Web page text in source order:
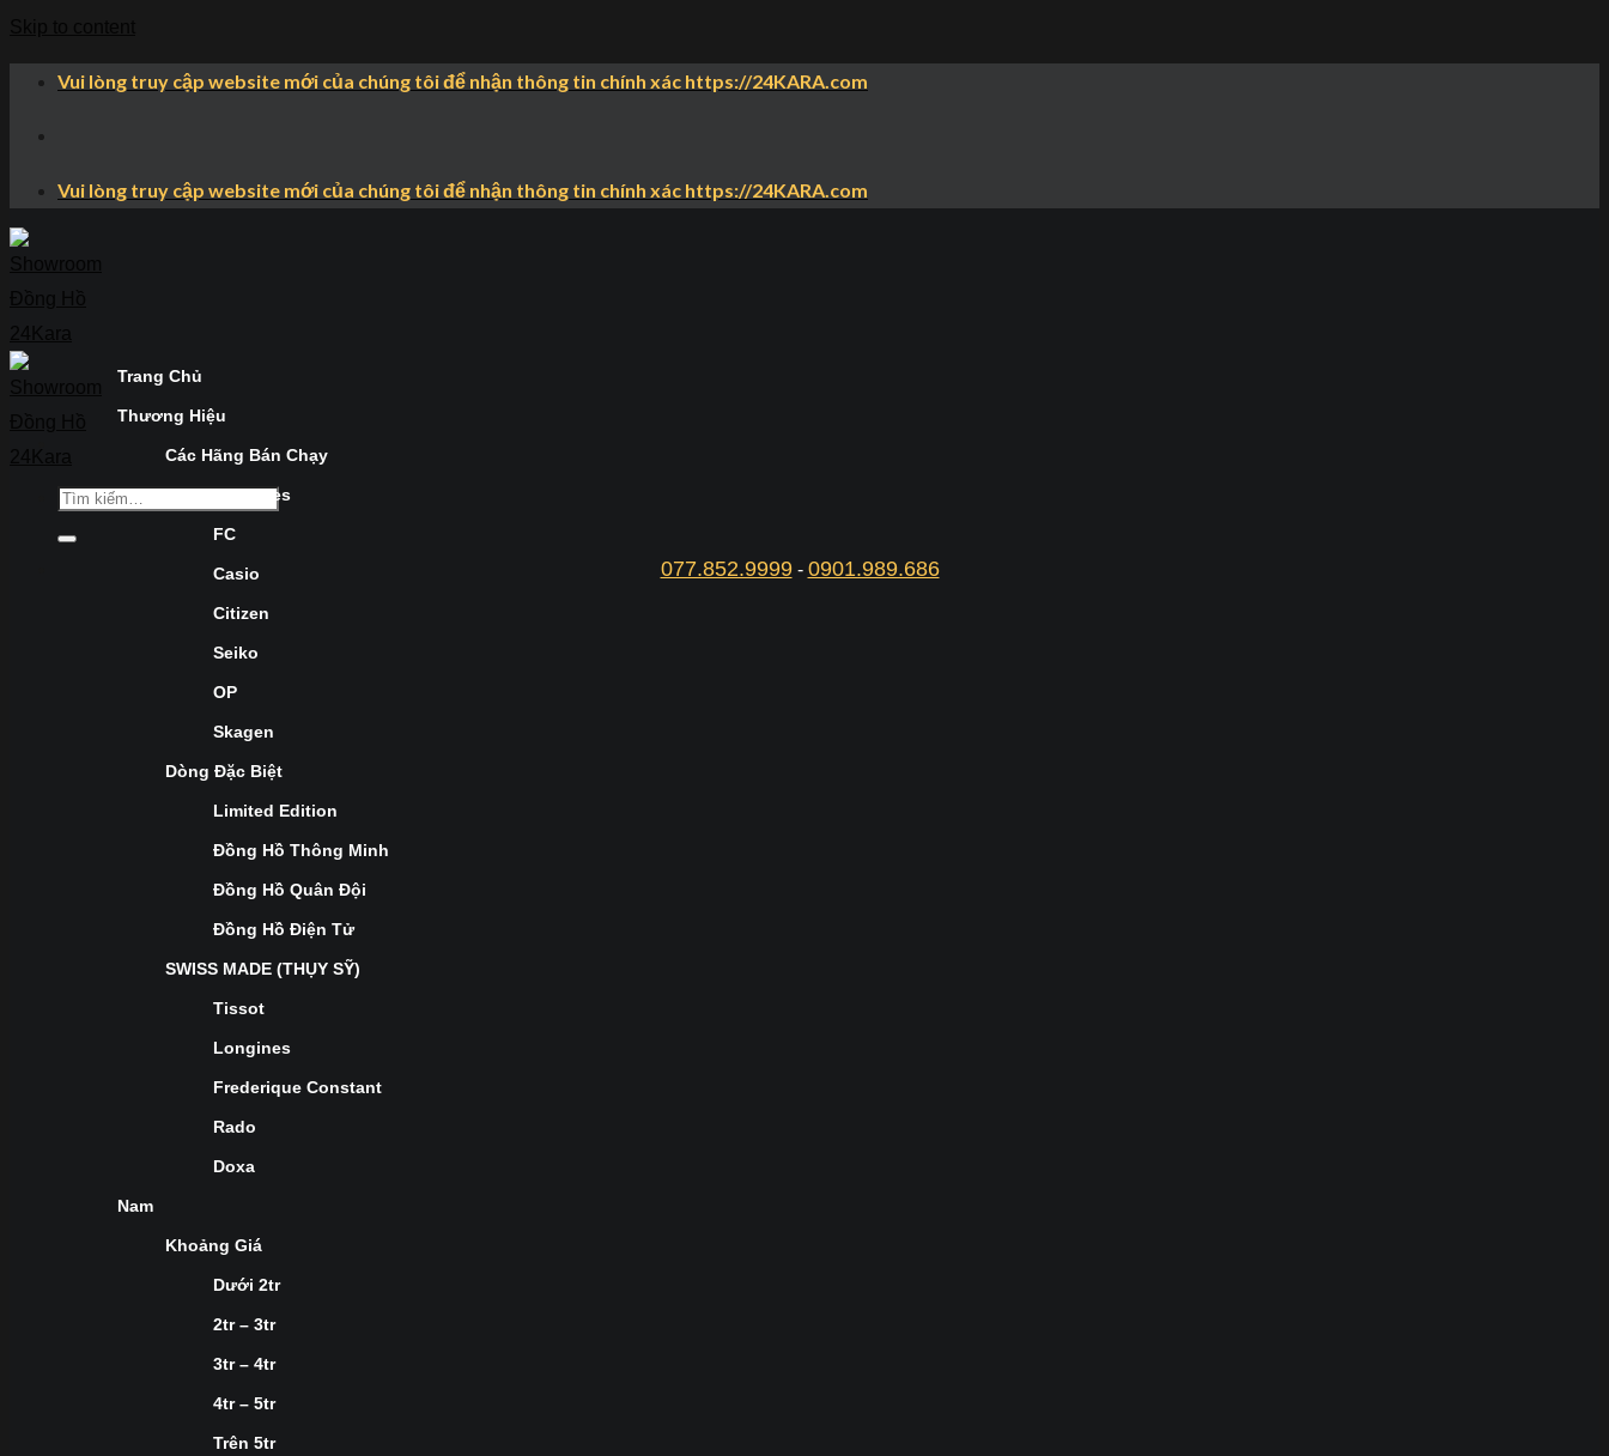
Vui lòng truy cập website mới của chúng tôi để nhận thông tin chính xác https://24KARA.com
Vui lòng truy cập website mới của chúng tôi để nhận thông tin chính xác https://24KARA.com
077.852.9999- 0901.989.686
Trang Chủ
Thương Hiệu
Các Hãng Bán Chạy
Longines
FC
Casio
Citizen
Seiko
OP
Skagen
Dòng Đặc Biệt
Limited Edition
Đồng Hồ Thông Minh
Đồng Hồ Quân Đội
Đồng Hồ Điện Tử
SWISS MADE (THỤY SỸ)
Tissot
Longines
Frederique Constant
Rado
Doxa
Nam
Khoảng Giá
Dưới 2tr
2tr – 3tr
3tr – 4tr
4tr – 5tr
Trên 5tr